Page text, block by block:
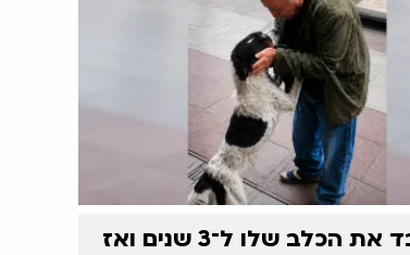
הוא איבד את הכלב שלו ל־3 שנים ואז